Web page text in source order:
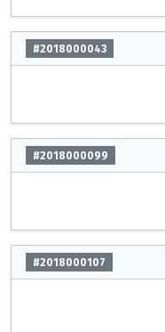
#2018000043
#2018000099
#2018000107